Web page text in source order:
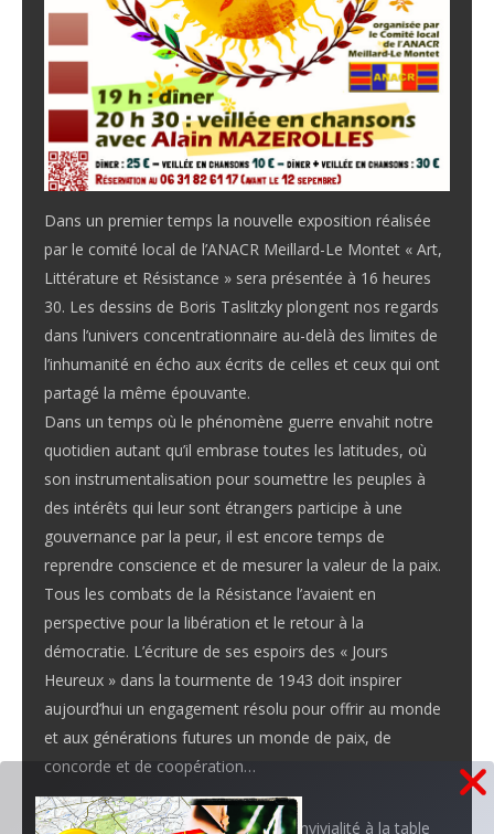
Dans un premier temps la nouvelle exposition réalisée
par le comité local de l’ANACR Meillard-Le Montet « Art,
Littérature et Résistance » sera présentée à 16 heures
30. Les dessins de Boris Taslitzky plongent nos regards
dans l’univers concentrationnaire au-delà des limites de
l’inhumanité en écho aux écrits de celles et ceux qui ont
partagé la même épouvante.
Dans un temps où le phénomène guerre envahit notre
quotidien autant qu’il embrase toutes les latitudes, où
son instrumentalisation pour soumettre les peuples à
des intérêts qui leur sont étrangers participe à une
gouvernance par la peur, il est encore temps de
reprendre conscience et de mesurer la valeur de la paix.
Tous les combats de la Résistance l’avaient en
perspective pour la libération et le retour à la
démocratie. L’écriture de ses espoirs des « Jours
Heureux » dans la tourmente de 1943 doit inspirer
aujourd’hui un engagement résolu pour offrir au monde
et aux générations futures un monde de paix, de
concorde et de coopération…
Le second temps sera celui de la convivialité à la table